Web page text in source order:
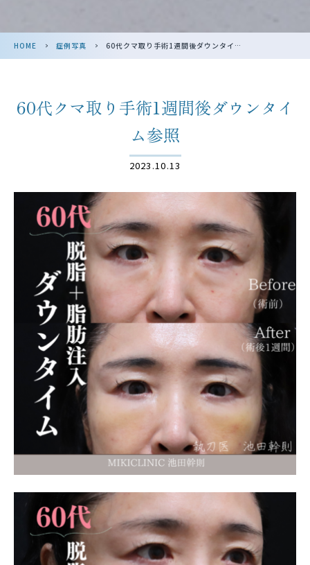
HOME > 症例写真 > 60代クマ取り手術1週間後ダウンタイム参･･･
60代クマ取り手術1週間後ダウンタイ
ム参照
2023.10.13